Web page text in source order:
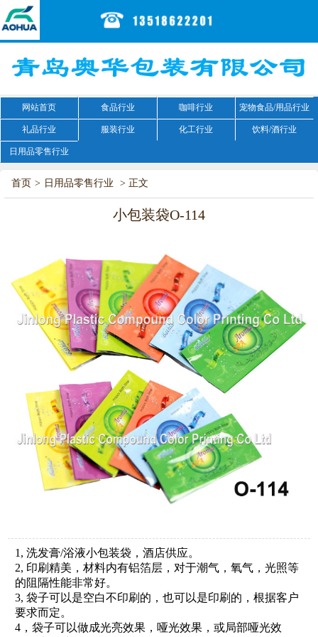
网站首页 食品行业 咖啡行业 宠物食品/用品行业
礼品行业 服装行业 化工行业 饮料/酒行业
日用品零售行业
首页 > 日用品零售行业 > 正文
小包装袋O-114
1, 洗发膏/浴液小包装袋，酒店供应。
2, 印刷精美，材料内有铝箔层，对于潮气，氧气，光照等
的阻隔性能非常好。
3, 袋子可以是空白不印刷的，也可以是印刷的，根据客户
要求而定。
4，袋子可以做成光亮效果，哑光效果，或局部哑光效